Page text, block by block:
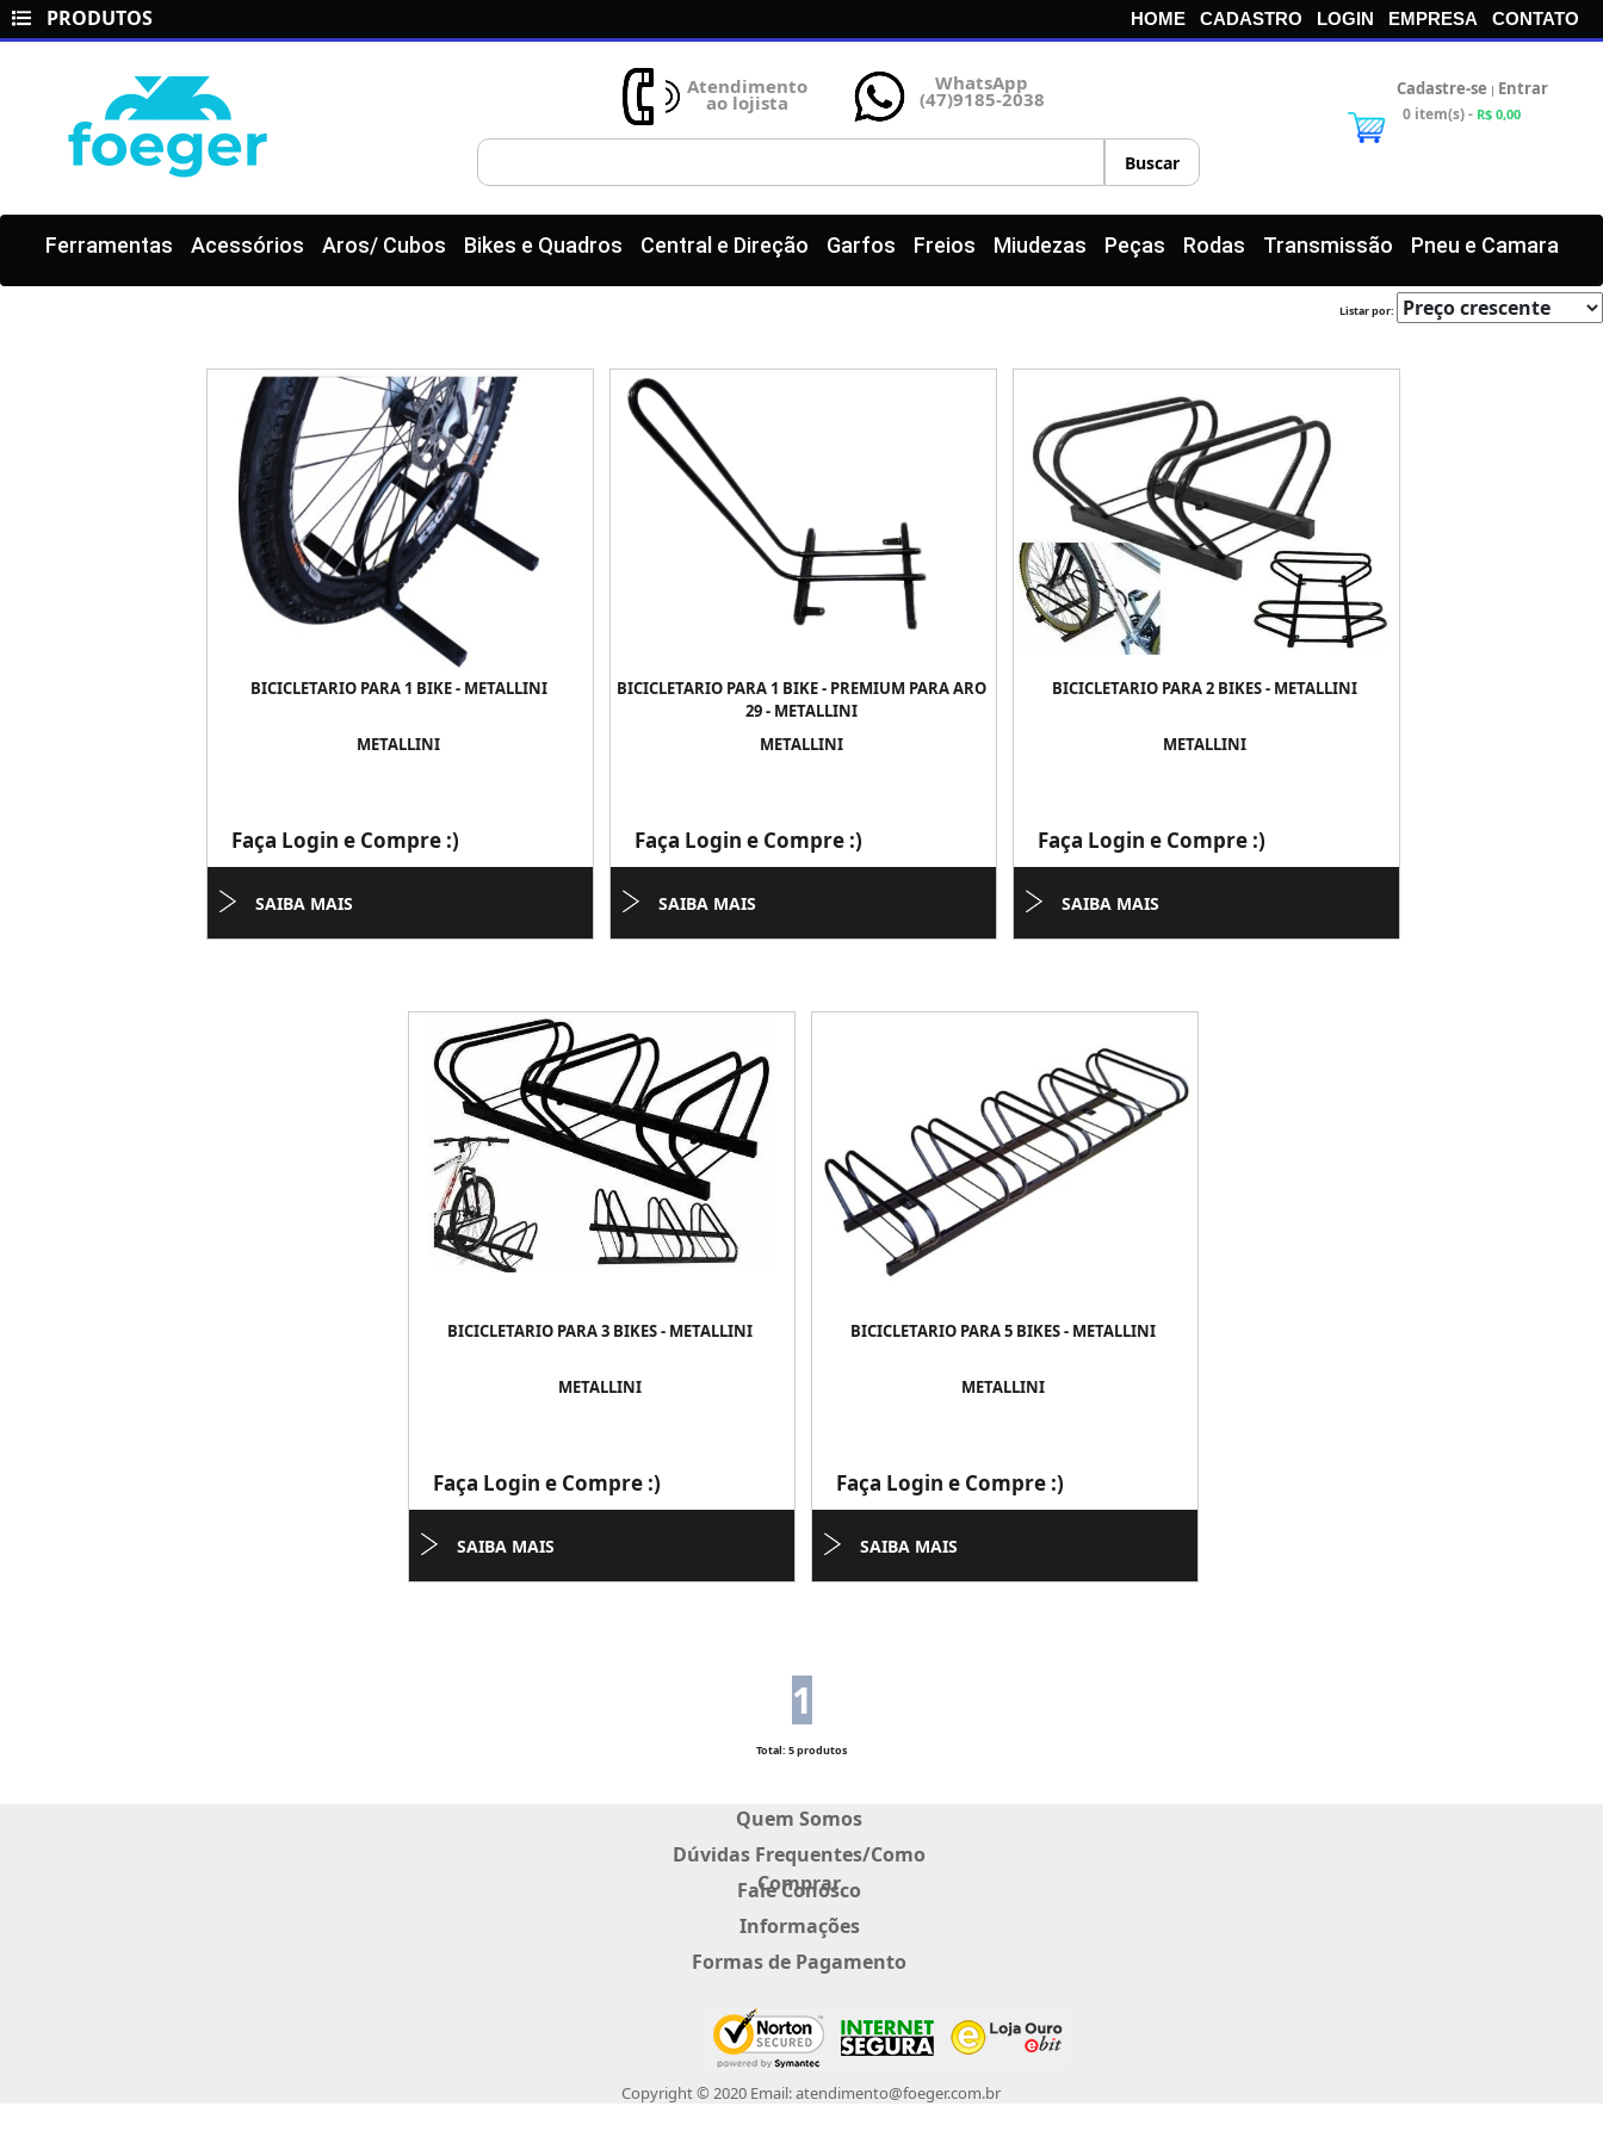
HOME CADASTRO LOGIN EMPRESA CONTATO
PRODUTOS
Atendimento
ao lojista
WhatsApp
(47)9185-2038 Cadastre-se | Entrar
0 item(s) - R$ 0,00
Ferramentas Acessórios Aros/ Cubos Bikes e Quadros Central e Direção Garfos Freios Miudezas Peças Rodas Transmissão Pneu e Camara
Listar por:
BICICLETARIO PARA 1 BIKE - METALLINI
METALLINI
Faça Login e Compre :)
SAIBA MAIS
BICICLETARIO PARA 1 BIKE - PREMIUM PARA ARO
29 - METALLINI
METALLINI
Faça Login e Compre :)
SAIBA MAIS
BICICLETARIO PARA 2 BIKES - METALLINI
METALLINI
Faça Login e Compre :)
SAIBA MAIS
BICICLETARIO PARA 3 BIKES - METALLINI
METALLINI
Faça Login e Compre :)
SAIBA MAIS
BICICLETARIO PARA 5 BIKES - METALLINI
METALLINI
Faça Login e Compre :)
SAIBA MAIS
1
Total: 5 produtos
Quem Somos
Dúvidas Frequentes/Como
Comprar
Fale Conosco
Informações
Formas de Pagamento
Copyright © 2020 Email: atendimento@foeger.com.br